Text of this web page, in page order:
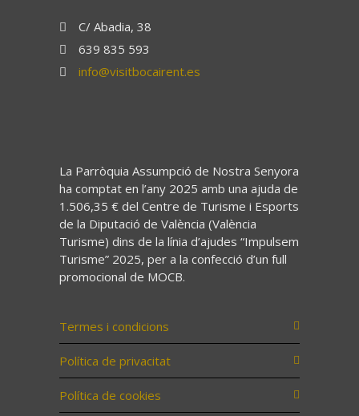
C/ Abadia, 38
639 835 593
info@visitbocairent.es
La Parròquia Assumpció de Nostra Senyora
ha comptat en l’any 2025 amb una ajuda de
1.506,35 € del Centre de Turisme i Esports
de la Diputació de València (València
Turisme) dins de la línia d’ajudes “Impulsem
Turisme” 2025, per a la confecció d’un full
promocional de MOCB.
Termes i condicions
Política de privacitat
Política de cookies